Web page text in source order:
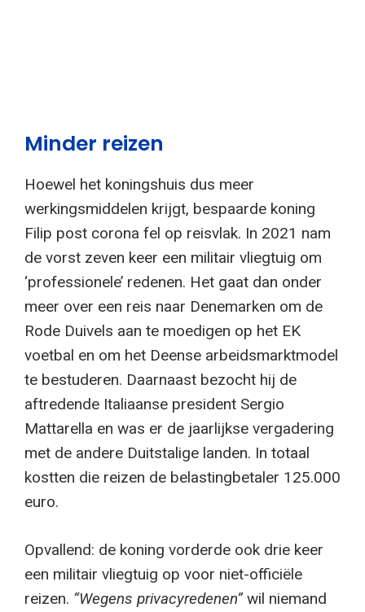
Minder reizen
Hoewel het koningshuis dus meer
werkingsmiddelen krijgt, bespaarde koning
Filip post corona fel op reisvlak. In 2021 nam
de vorst zeven keer een militair vliegtuig om
‘professionele’ redenen. Het gaat dan onder
meer over een reis naar Denemarken om de
Rode Duivels aan te moedigen op het EK
voetbal en om het Deense arbeidsmarktmodel
te bestuderen. Daarnaast bezocht hij de
aftredende Italiaanse president Sergio
Mattarella en was er de jaarlijkse vergadering
met de andere Duitstalige landen. In totaal
kostten die reizen de belastingbetaler 125.000
euro.
Opvallend: de koning vorderde ook drie keer
een militair vliegtuig op voor niet-officiële
reizen. “Wegens privacyredenen”wil niemand